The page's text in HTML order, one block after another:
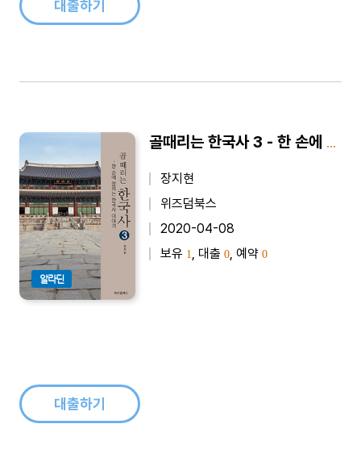
대출하기
알라딘
골때리는 한국사 3 - 한 손에 잡히는 한국사 이야기
장지현
위즈덤북스
2020-04-08
보유 1 , 대출 0 , 예약 0
대출하기